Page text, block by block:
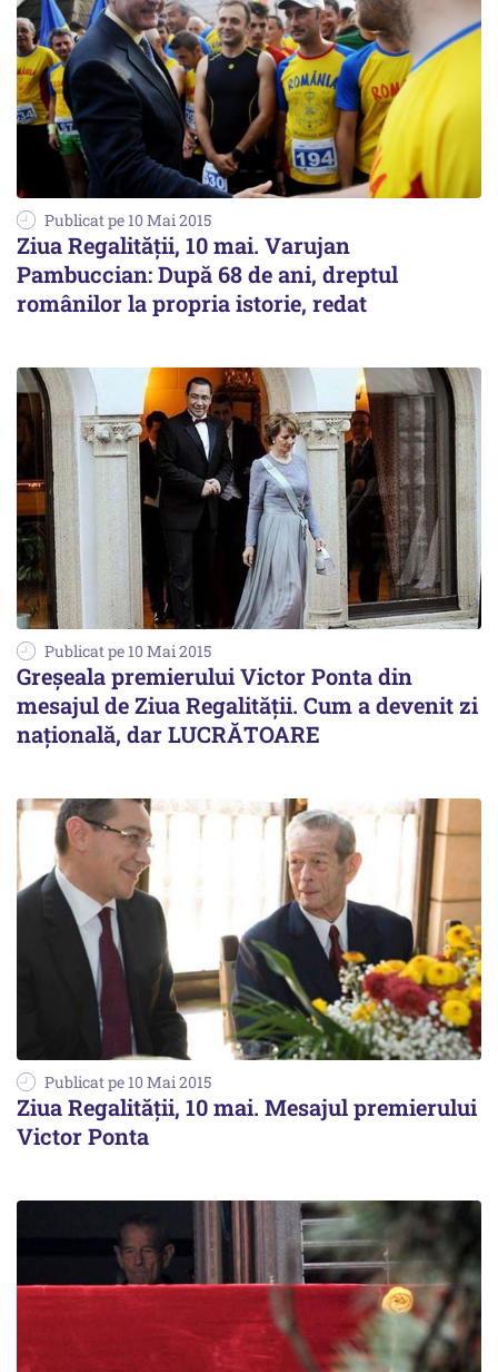
Publicat pe 10 Mai 2015
Ziua Regalității, 10 mai. Varujan
Pambuccian: După 68 de ani, dreptul
românilor la propria istorie, redat
Publicat pe 10 Mai 2015
Greșeala premierului Victor Ponta din
mesajul de Ziua Regalității. Cum a devenit zi
națională, dar LUCRĂTOARE
Publicat pe 10 Mai 2015
Ziua Regalității, 10 mai. Mesajul premierului
Victor Ponta